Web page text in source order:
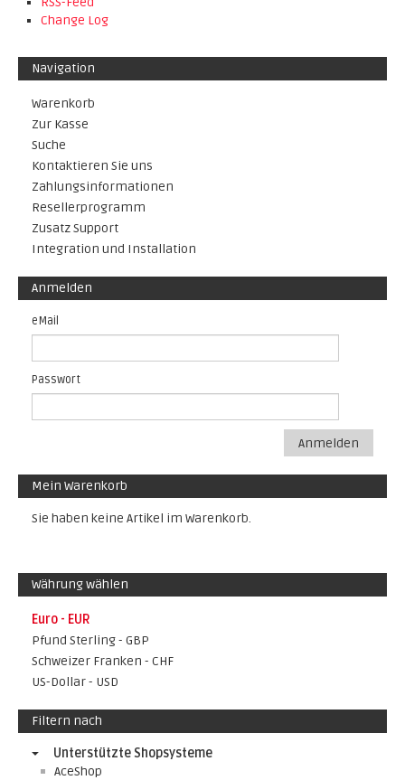
Change Log
Navigation
Warenkorb
Zur Kasse
Suche
Kontaktieren Sie uns
Zahlungsinformationen
Resellerprogramm
Zusatz Support
Integration und Installation
Anmelden
eMail
Passwort
Anmelden
Mein Warenkorb
Sie haben keine Artikel im Warenkorb.
Währung wählen
Euro - EUR
Pfund Sterling - GBP
Schweizer Franken - CHF
US-Dollar - USD
Filtern nach
Unterstützte Shopsysteme
AceShop